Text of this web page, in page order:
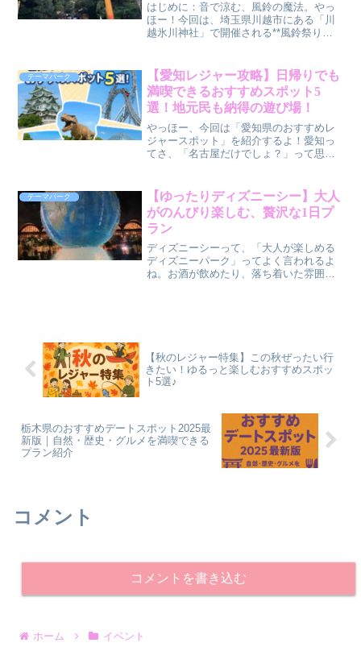
はじめに：音で涼む、風鈴の魔法。やっ
ほー！今回は、埼玉県川越市にある「川
越氷川神社」で開催される**風鈴祭り
らい、幻想的で癒される風景が広がって
るんだ。「風鈴って癒さ...
テーマパーク
【愛知レジャー攻略】日帰りでも
満喫できるおすすめスポット5
選！地元民も納得の遊び場！
やっほー、今回は「愛知県のおすすめレ
ジャースポット」を紹介するよ！愛知っ
てさ、「名古屋だけでしょ？」って思わ
んだよね。「休日、どこ行こう？」って
悩んでるなら、この記事で...
テーマパーク
【ゆったりディズニーシー】大人
がのんびり楽しむ、贅沢な1日プ
ラン
ディズニーシーって、「大人が楽しめる
ディズニーパーク」ってよく言われるよ
ね。お酒が飲めたり、落ち着いた雰囲気
【秋のレジャー特集】この秋ぜったい行
きたい！ゆるっと楽しむおすすめスポッ
ト5選♪
栃木県のおすすめデートスポット2025最
新版｜自然・歴史・グルメを満喫できる
プラン紹介
コメント
コメントを書き込む
ホーム イベント